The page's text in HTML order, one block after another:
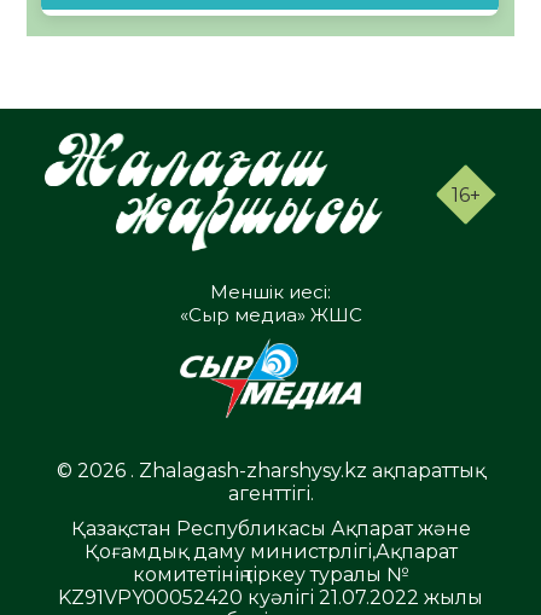
16+
Меншік иесі:
«Сыр медиа» ЖШС
© 2026 . Zhalagash-zharshysy.kz ақпараттық
агенттігі.
Қазақстан Республикасы Ақпарат және
Қоғамдық даму министрлігі,Ақпарат
комитетінің тіркеу туралы №
KZ91VPY00052420 куәлігі 21.07.2022 жылы